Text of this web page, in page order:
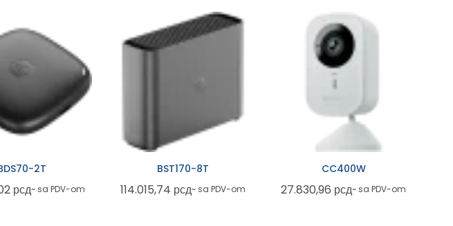
2T
рсд~ sa PDV-om
BST170-8T
114.015,74 рсд~ sa PDV-om
CC400W
27.830,96 рсд~ sa PDV-om